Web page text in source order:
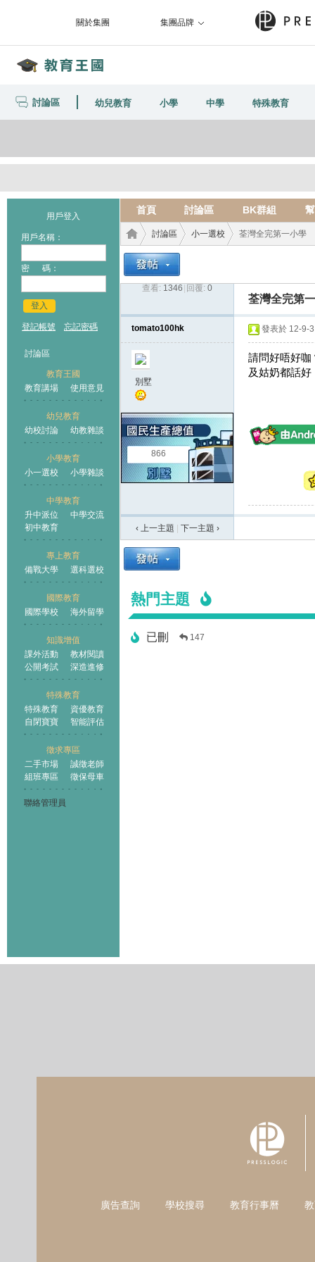
關於集團 集團品牌
討論區 幼兒教育 小學 中學 特殊教育
用戶登入
用戶名稱：
密 碼：
登入
登記帳號 忘記密碼
討論區
教育王國
教育講場
使用意見
幼兒教育
幼校討論
幼教雜談
小學教育
小一選校
小學雜談
中學教育
升中派位
中學交流
初中教育
專上教育
備戰大學
選科選校
國際教育
國際學校
海外留學
知識增值
課外活動
教材閱讀
公開考試
深造進修
特殊教育
特殊教育
資優教育
自閉寶寶
智能評估
徵求專區
二手市場
誠徵老師
組班專區
徵保母車
聯絡管理員
首頁 討論區 BK群組
王國
討論區
›
小一選校 荃灣全完第一小學
查看: 1346 回覆: 0
荃灣全完第
tomato100hk
別墅
866
發表於 12-9-
請問好唔好咖
及姑奶都話好
‹ 上一主題 下一主題 ›
熱門主題
已刪 147
廣告查詢 學校搜尋 教育行事曆